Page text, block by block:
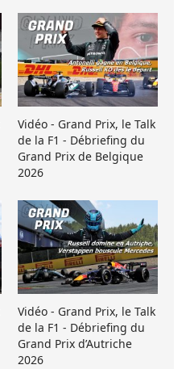
Vidéo - Grand Prix, le Talk
de la F1 - Débriefing du
Grand Prix de Belgique
2026
Vidéo - Grand Prix, le Talk
de la F1 - Débriefing du
Grand Prix d’Autriche
2026